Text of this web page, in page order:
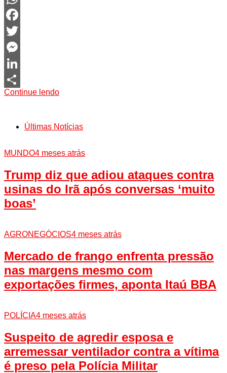
WhatsApp
Facebook
Twitter
Messenger
LinkedIn
Share
Continue lendo
Últimas Notícias
MUNDO4 meses atrás
Trump diz que adiou ataques contra
usinas do Irã após conversas ‘muito
boas’
AGRONEGÓCIOS4 meses atrás
Mercado de frango enfrenta pressão
nas margens mesmo com
exportações firmes, aponta Itaú BBA
POLÍCIA4 meses atrás
Suspeito de agredir esposa e
arremessar ventilador contra a vítima
é preso pela Polícia Militar